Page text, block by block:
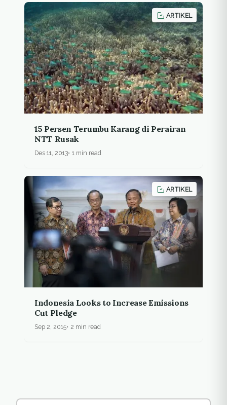
ARTIKEL
15 Persen Terumbu Karang di Perairan
NTT Rusak
Des 11, 2013 1 min read
ARTIKEL
Indonesia Looks to Increase Emissions
Cut Pledge
Sep 2, 2015 2 min read